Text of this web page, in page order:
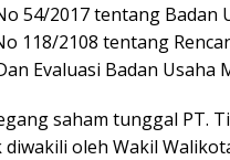
54/2017 tentang Badan
118/2108 tentang
Evaluasi Badan Usaha
saham tunggal PT.
oleh Wakil